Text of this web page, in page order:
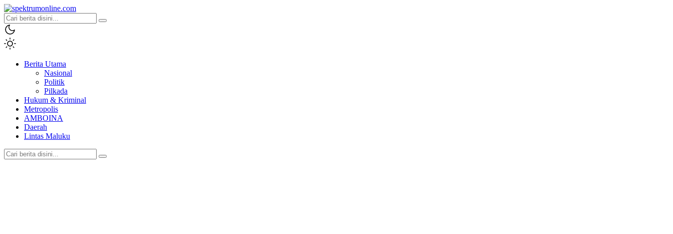
spektrumonline.com
Berita Utama
Nasional
Politik
Pilkada
Hukum & Kriminal
Metropolis
AMBOINA
Daerah
Lintas Maluku